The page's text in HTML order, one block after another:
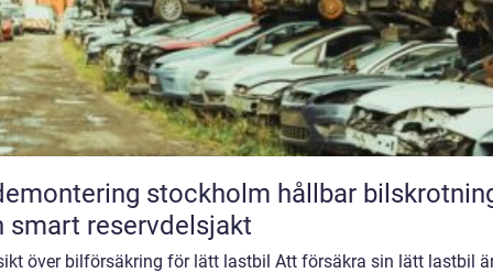
stockholm hållbar bilskrotning
smart reservdelsjakt
över bilförsäkring för lätt lastbil Att försäkra sin lätt lastbil